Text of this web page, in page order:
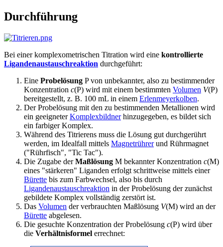
Durchführung
Bei einer komplexometrischen Titration wird eine kontrollierte
Ligandenaustauschreaktion durchgeführt:
Eine Probelösung P von unbekannter, also zu bestimmender
Konzentration c(P) wird mit einem bestimmten Volumen V(P)
bereitgestellt, z. B. 100 mL in einem Erlenmeyerkolben.
Der Probelösung mit den zu bestimmenden Metallionen wird
ein geeigneterKomplexbildnerhinzugegeben, es bildet sich
ein farbiger Komplex.
Während des Titrierens muss die Lösung gut durchgerührt
werden, im Idealfall mittels Magnetrührerund Rührmagnet
("Rührfisch", "Tic Tac").
Die Zugabe derMaßlösung M bekannter Konzentration c(M)
eines "stärkeren" Liganden erfolgt schrittweise mittels einer
Bürette bis zum Farbwechsel, also bis durch
Ligandenaustauschreaktion in der Probelösung der zunächst
gebildete Komplex vollständig zerstört ist.
Das Volumen der verbrauchten Maßlösung V(M) wird an der
Bürette abgelesen.
Die gesuchte Konzentration der Probelösung c(P) wird über
die Verhältnisformel errechnet: